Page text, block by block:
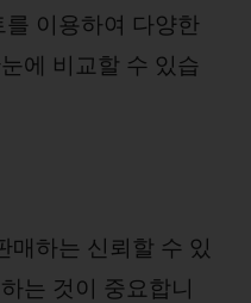
이용하여 다양한
에 비교할 수 있습
매하는 신뢰할 수 있
는 것이 중요합니